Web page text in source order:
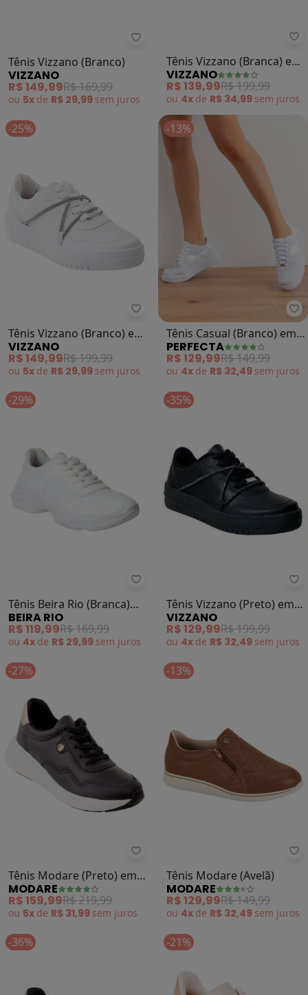
Vizzano - Tênis Vizzano (Branco)
Tênis Vizzano (Branco)
VIZZANO
R$ 149,99R$ 169,99
ou 5x de R$ 29,99 sem juros
Tênis Vizzano (Branca) em
Sintético
VIZZANO
R$ 139,99R$ 199,99
ou 4x de R$ 34,99 sem juros
-25%
Vizzano - Tênis Vizzano (Branco)
Tênis Vizzano (Branco) em
Sintético
VIZZANO
R$ 149,99R$ 199,99
ou 5x de R$ 29,99 sem juros
-13%
Tênis Casual (Branco) em
Sintético
PERFECTA
R$ 129,99R$ 149,99
ou 4x de R$ 32,49 sem juros
-29%
Beira Rio - Tênis Beira Rio
Tênis Beira Rio (Branca)
em Sisntético
BEIRA RIO
R$ 119,99R$ 169,99
ou 4x de R$ 29,99 sem juros
-35%
Tênis Vizzano (Preto) em
Sintético
VIZZANO
R$ 129,99R$ 199,99
ou 4x de R$ 32,49 sem juros
-27%
Modare - Tênis Modare (Preto)
Tênis Modare (Preto) em
Sintético
MODARE
R$ 159,99R$ 219,99
ou 5x de R$ 31,99 sem juros
-13%
Tênis Modare (Avelã)
MODARE
R$ 129,99R$ 149,99
ou 4x de R$ 32,49 sem juros
-36% -21%